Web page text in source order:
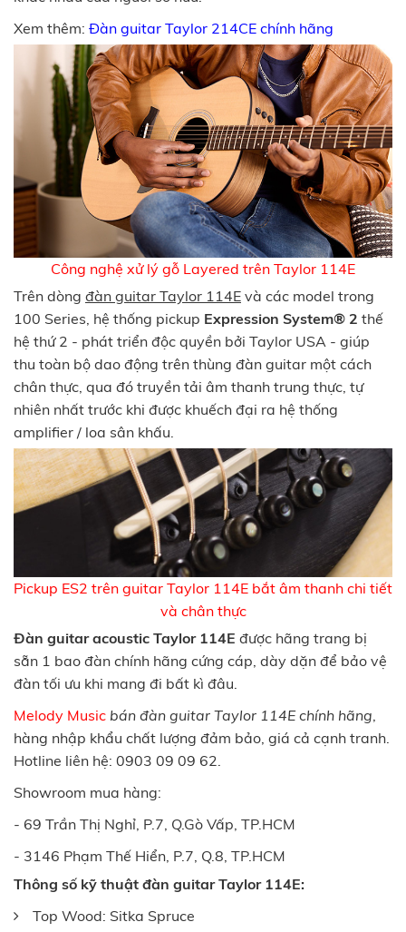
Xem thêm: Đàn guitar Taylor 214CE chính hãng
Công nghệ xử lý gỗ Layered trên Taylor 114E
Trên dòng đàn guitar Taylor 114E và các model trong
100 Series, hệ thống pickup Expression System® 2 thế
hệ thứ 2 - phát triển độc quyền bởi Taylor USA - giúp
thu toàn bộ dao động trên thùng đàn guitar một cách
chân thực, qua đó truyền tải âm thanh trung thực, tự
nhiên nhất trước khi được khuếch đại ra hệ thống
amplifier / loa sân khấu.
Pickup ES2 trên guitar Taylor 114E bắt âm thanh chi tiết
và chân thực
Đàn guitar acoustic Taylor 114E được hãng trang bị
sẵn 1 bao đàn chính hãng cứng cáp, dày dặn để bảo vệ
đàn tối ưu khi mang đi bất kì đâu.
Melody Music bán đàn guitar Taylor 114E chính hãng,
hàng nhập khẩu chất lượng đảm bảo, giá cả cạnh tranh.
Hotline liên hệ: 0903 09 09 62.
Showroom mua hàng:
- 69 Trần Thị Nghỉ, P.7, Q.Gò Vấp, TP.HCM
- 3146 Phạm Thế Hiển, P.7, Q.8, TP.HCM
Thông số kỹ thuật đàn guitar Taylor 114E:
Top Wood: Sitka Spruce